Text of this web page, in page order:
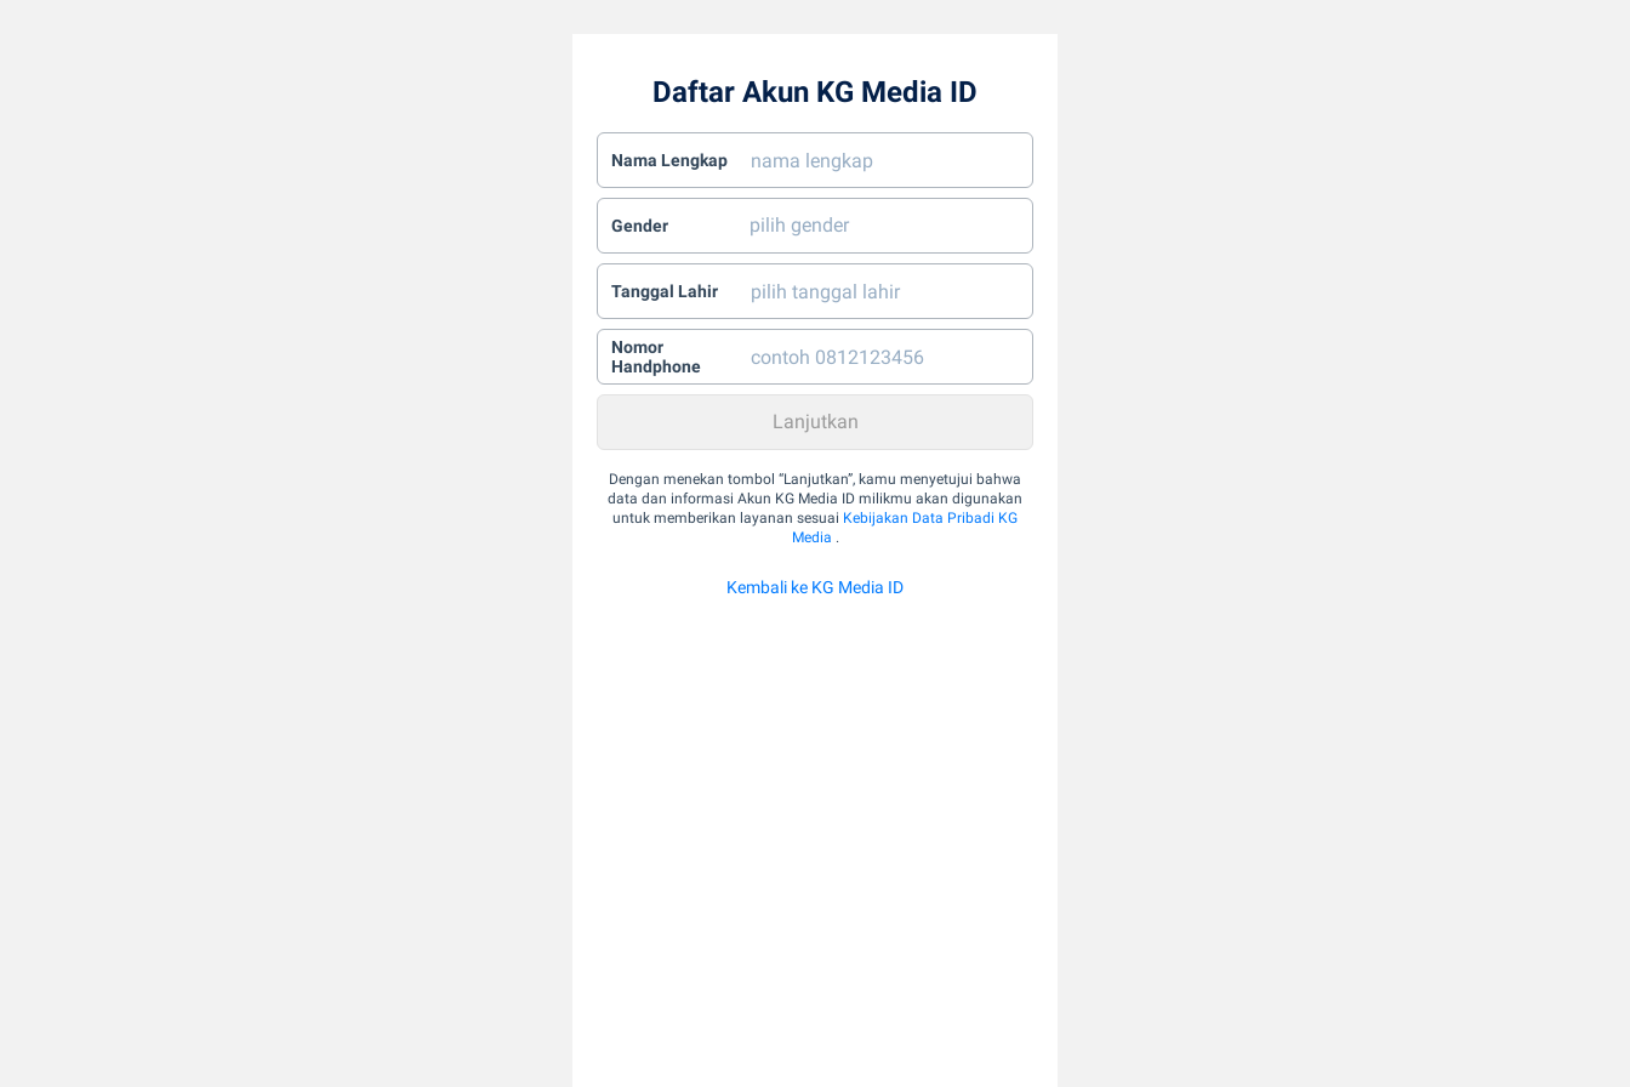
Daftar Akun KG Media ID
Nama Lengkap
Gender
Tanggal Lahir
Nomor
Handphone
Dengan menekan tombol “Lanjutkan”, kamu menyetujui bahwa
data dan informasi Akun KG Media ID milikmu akan digunakan
untuk memberikan layanan sesuai Kebijakan Data Pribadi KG
Media .
Kembali ke KG Media ID